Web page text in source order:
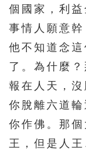
636
個國家，利
事情人願意幹
他不知道念
了。為什麼
報在人天，
你脫離六道
你作佛。那
王，但是人